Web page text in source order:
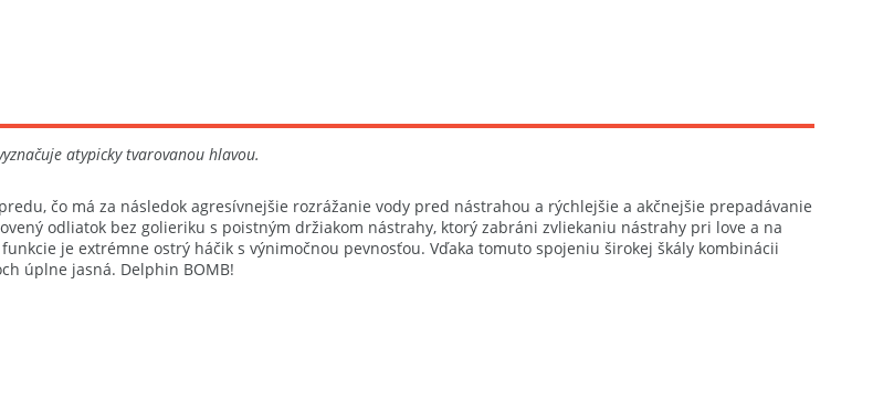
atypicky tvarovanou hlavou.
čo má za následok agresívnejšie rozrážanie vody pred nástrahou a rýchlejšie a akčnejšie prepadávanie
odliatok bez golieriku s poistným držiakom nástrahy, ktorý zabráni zvliekaniu nástrahy pri love a na
je extrémne ostrý háčik s výnimočnou pevnosťou. Vďaka tomuto spojeniu širokej škály kombinácii
úplne jasná. Delphin BOMB!